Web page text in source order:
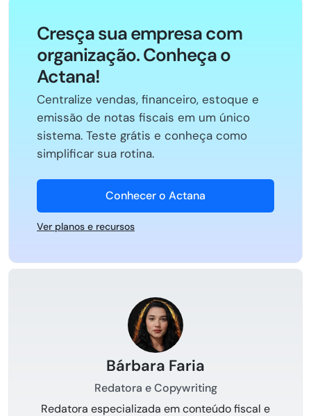
Cresça sua empresa com
organização. Conheça o
Actana!
Centralize vendas, financeiro, estoque e
emissão de notas fiscais em um único
sistema. Teste grátis e conheça como
simplificar sua rotina.
Conhecer o Actana
Ver planos e recursos
Bárbara Faria
Redatora e Copywriting
Redatora especializada em conteúdo fiscal e